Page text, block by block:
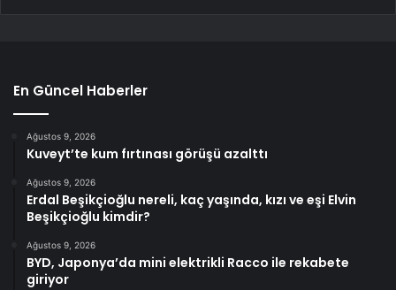
En Güncel Haberler
Ağustos 9, 2026
Kuveyt’te kum fırtınası görüşü azalttı
Ağustos 9, 2026
Erdal Beşikçioğlu nereli, kaç yaşında, kızı ve eşi Elvin
Beşikçioğlu kimdir?
Ağustos 9, 2026
BYD, Japonya’da mini elektrikli Racco ile rekabete
giriyor